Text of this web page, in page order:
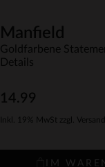
Manfield
Goldfarbene
Details
14.99
Inkl. 19% MwSt zzgl.
IM